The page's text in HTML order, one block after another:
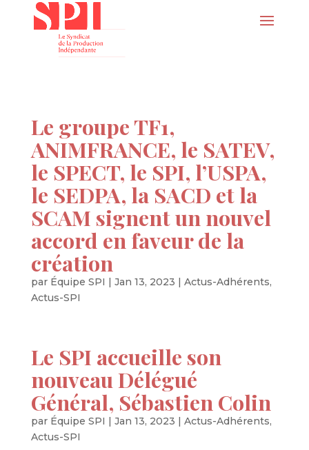
Le groupe TF1,
ANIMFRANCE, le SATEV,
le SPECT, le SPI, l’USPA,
le SEDPA, la SACD et la
SCAM signent un nouvel
accord en faveur de la
création
par Équipe SPI | Jan 13, 2023 | Actus-Adhérents,
Actus-SPI
Le SPI accueille son
nouveau Délégué
Général, Sébastien Colin
par Équipe SPI | Jan 13, 2023 | Actus-Adhérents,
Actus-SPI